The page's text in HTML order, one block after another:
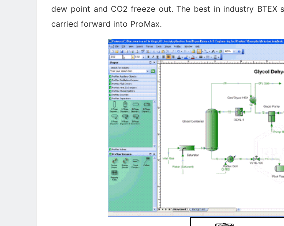
dew point and CO2 freeze out. The best in industry BTEX
carried forward into ProMax.